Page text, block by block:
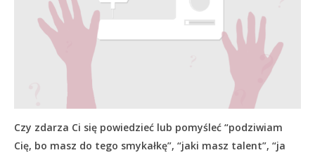
Czy zdarza Ci się powiedzieć lub pomyśleć “podziwiam
Cię, bo masz do tego smykałkę”, “jaki masz talent”, “ja